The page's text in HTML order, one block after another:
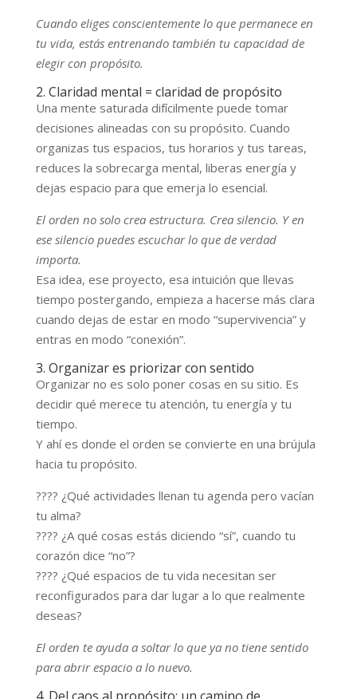
Cuando eliges conscientemente lo que permanece en
tu vida, estás entrenando también tu capacidad de
elegir con propósito.
2. Claridad mental = claridad de propósito
Una mente saturada difícilmente puede tomar
decisiones alineadas con su propósito. Cuando
organizas tus espacios, tus horarios y tus tareas,
reduces la sobrecarga mental, liberas energía y
dejas espacio para que emerja lo esencial.
El orden no solo crea estructura. Crea silencio. Y en
ese silencio puedes escuchar lo que de verdad
importa.
Esa idea, ese proyecto, esa intuición que llevas
tiempo postergando, empieza a hacerse más clara
cuando dejas de estar en modo “supervivencia” y
entras en modo “conexión”.
3. Organizar es priorizar con sentido
Organizar no es solo poner cosas en su sitio. Es
decidir qué merece tu atención, tu energía y tu
tiempo.
Y ahí es donde el orden se convierte en una brújula
hacia tu propósito.
???? ¿Qué actividades llenan tu agenda pero vacían
tu alma?
???? ¿A qué cosas estás diciendo “sí”, cuando tu
corazón dice “no”?
???? ¿Qué espacios de tu vida necesitan ser
reconfigurados para dar lugar a lo que realmente
deseas?
El orden te ayuda a soltar lo que ya no tiene sentido
para abrir espacio a lo nuevo.